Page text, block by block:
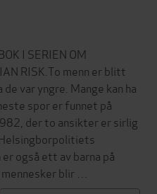
I SERIEN OM
RISK.To menn er blitt
var yngre. Mange kan ha
spor er funnet på
der to ansikter er sirlig
også ett av barna på
blir …